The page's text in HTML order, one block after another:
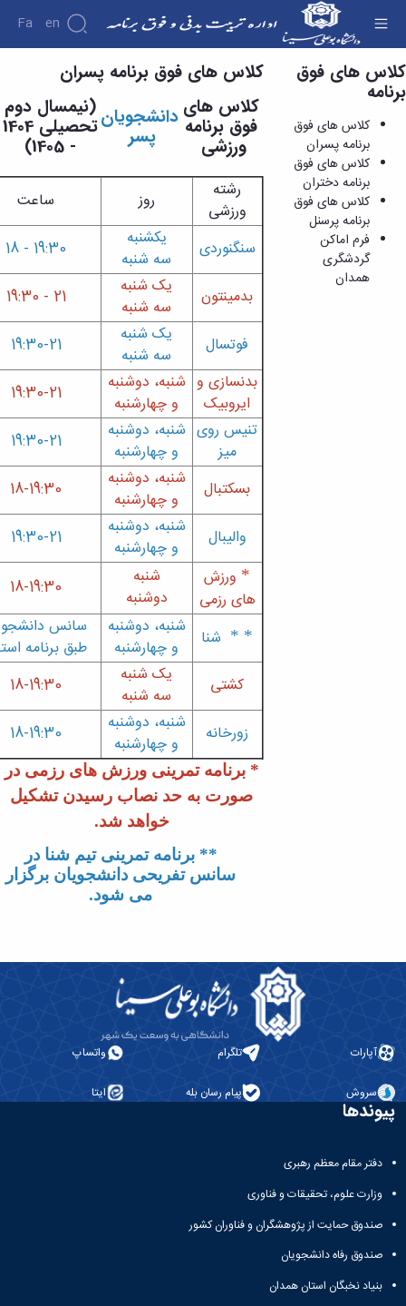
Fa En
کلاس های فوق برنامه پسران - اداره تربیت بدنی
کلاس های فوق
برنامه
کلاس های فوق
برنامه پسران
کلاس های فوق
برنامه دختران
کلاس های فوق
برنامه پرسنل
فرم اماکن
گردشگری
همدان
کلاس های فوق برنامه پسران
کلاس های
فوق برنامه
ورزشی
دانشجویان
پسر
(نیمسال دوم
تحصیلی 1404
- 1405)
رشته
ورزشی
روز
ساعت
سنگنوردی
یک­شنبه
سه شنبه
19:30 - 18
بدمینتون
یک شنبه
سه شنبه
21 - 19:30
فوتسال
یک شنبه
سه شنبه
19:30-21
بدنسازی و
ایروبیک
شنبه، دوشنبه
و چهارشنبه
19:30-21
تنیس روی
میز
شنبه، دوشنبه
و چهارشنبه
19:30-21
بسکتبال
شنبه، دوشنبه
و چهارشنبه
18-19:30
والیبال
شنبه، دوشنبه
و چهارشنبه
19:30-21
* ورزش
های رزمی
شنبه
دوشنبه
18-19:30
*
* شنا
شنبه، دوشنبه
و چهارشنبه
سانس
طبق برنامه
کشتی
یک شنبه
سه شنبه
18-19:30
زورخانه
شنبه، دوشنبه
و چهارشنبه
18-19:30
*برنامه تمرینی ورزش های رزمی در
صورت به حد نصاب رسیدن تشکیل
خواهد شد.
** برنامه تمرینی تیم شنا در
سانس تفریحی دانشجویان برگزار
می شود.
آپارات تلگرام واتساپ
سروش پیام رسان بله ایتا
پیوندها
دفتر مقام معظم رهبری
وزارت علوم، تحقیقات و فناوری
صندوق حمایت از پژوهشگران و فناوران کشور
صندوق رفاه دانشجویان
بنیاد نخبگان استان همدان